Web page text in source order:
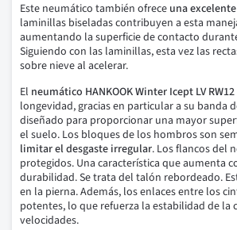
Este neumático también ofrece una
laminillas biseladas contribuyen a esta
aumentando la superficie de contacto
Siguiendo con las laminillas, esta vez las
sobre nieve al acelerar.
El neumático HANKOOK Winter Icept LV RW12
longevidad, gracias en particular a su banda
diseñado para proporcionar una mayor
el suelo. Los bloques de los hombros son
limitar el desgaste irregular. Los flancos del
protegidos. Una característica que aumenta
durabilidad. Se trata del talón rebordeado.
en la pierna. Además, los enlaces entre los
potentes, lo que refuerza la estabilidad de la
velocidades.